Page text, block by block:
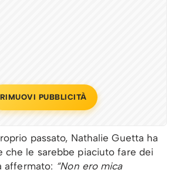
RIMUOVI PUBBLICITÀ
passato, Nathalie Guetta ha
che le sarebbe piaciuto fare dei
affermato: “Non ero mica